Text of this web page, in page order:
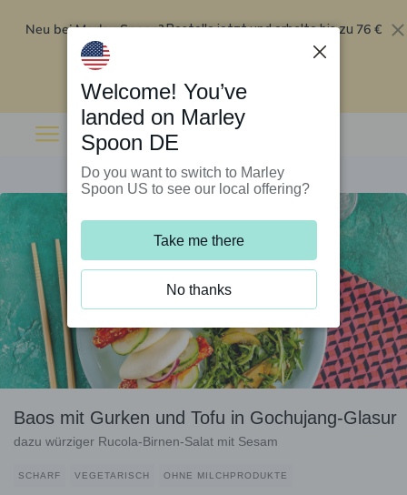
Neu bei Marley Spoon?Bestelle jetzt und erhalte bis zu 76 €
Rabatt auf deine ersten fünf Boxen
Baos mit Gurken und Tofu in Gochujang-Glasur
dazu würziger Rucola-Birnen-Salat mit Sesam
SCHARF VEGETARISCH OHNE MILCHPRODUKTE
Welcome! You’ve
landed on Marley
Spoon DE
Do you want to switch to Marley
Spoon US to see our local offering?
Take me there
No thanks